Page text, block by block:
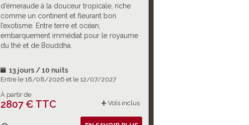
d’émeraude à la douceur tropicale, riche
comme un continent et fleurant bon
l’exotisme. Entre terre et océan,
embarquement immédiat pour le royaume
du thé et de Bouddha.
13 jours / 10 nuits
Entre le 18/08/2026 et le 12/07/2027
À partir de
2807 € TTC Vols inclus